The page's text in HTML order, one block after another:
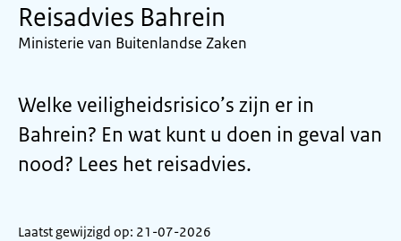
Reisadvies Bahrein
Ministerie van Buitenlandse Zaken
Welke veiligheidsrisico’s zijn er in
Bahrein? En wat kunt u doen in geval van
nood? Lees het reisadvies.
Laatst gewijzigd op: 21-07-2026